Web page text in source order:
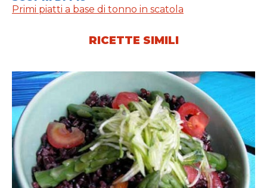
Primi piatti a base di tonno in scatola
RICETTE SIMILI